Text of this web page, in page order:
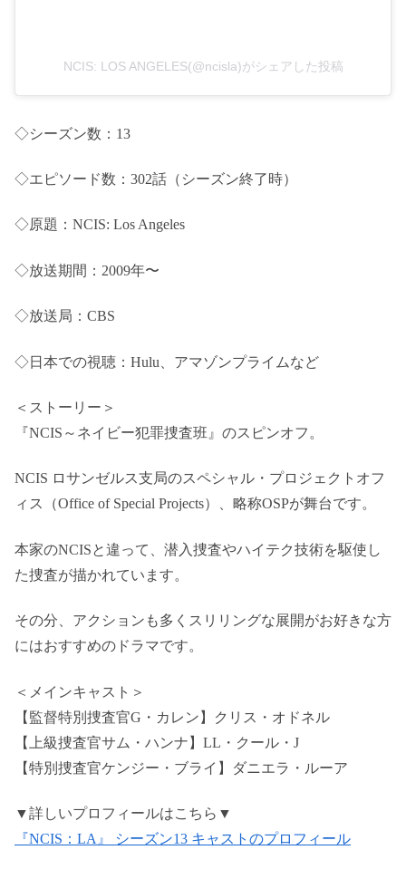
NCIS: LOS ANGELES(@ncisla)がシェアした投稿
◇シーズン数：13
◇エピソード数：302話（シーズン終了時）
◇原題：NCIS: Los Angeles
◇放送期間：2009年〜
◇放送局：CBS
◇日本での視聴：Hulu、アマゾンプライムなど
＜ストーリー＞
『NCIS～ネイビー犯罪捜査班』のスピンオフ。
NCIS ロサンゼルス支局のスペシャル・プロジェクトオフ
ィス（Office of Special Projects）、略称OSPが舞台です。
本家のNCISと違って、潜入捜査やハイテク技術を駆使し
た捜査が描かれています。
その分、アクションも多くスリリングな展開がお好きな方
にはおすすめのドラマです。
＜メインキャスト＞
【監督特別捜査官G・カレン】クリス・オドネル
【上級捜査官サム・ハンナ】LL・クール・J
【特別捜査官ケンジー・ブライ】ダニエラ・ルーア
▼詳しいプロフィールはこちら▼
『NCIS：LA』 シーズン13 キャストのプロフィール